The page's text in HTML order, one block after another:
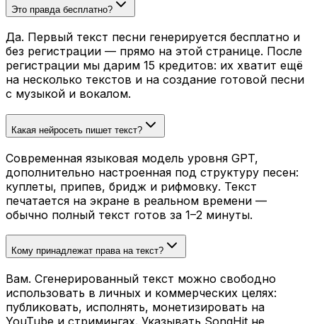
Это правда бесплатно?
Да. Первый текст песни генерируется бесплатно и
без регистрации — прямо на этой странице. После
регистрации мы дарим 15 кредитов: их хватит ещё
на несколько текстов и на создание готовой песни
с музыкой и вокалом.
Какая нейросеть пишет текст?
Современная языковая модель уровня GPT,
дополнительно настроенная под структуру песен:
куплеты, припев, бридж и рифмовку. Текст
печатается на экране в реальном времени —
обычно полный текст готов за 1–2 минуты.
Кому принадлежат права на текст?
Вам. Сгенерированный текст можно свободно
использовать в личных и коммерческих целях:
публиковать, исполнять, монетизировать на